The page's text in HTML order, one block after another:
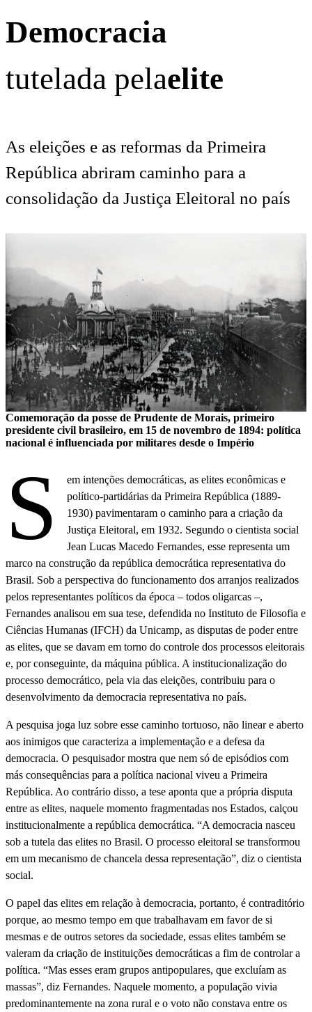
Democracia
tutelada pelaelite
As eleições e as reformas da Primeira
República abriram caminho para a
consolidação da Justiça Eleitoral no país
Comemoração da posse de Prudente de Morais, primeiro
presidente civil brasileiro, em 15 de novembro de 1894: política
nacional é influenciada por militares desde o Império
S
em intenções democráticas, as elites econômicas e
político-partidárias da Primeira República (1889-
1930) pavimentaram o caminho para a criação da
Justiça Eleitoral, em 1932. Segundo o cientista social
Jean Lucas Macedo Fernandes, esse representa um
marco na construção da república democrática representativa do
Brasil. Sob a perspectiva do funcionamento dos arranjos realizados
pelos representantes políticos da época – todos oligarcas –,
Fernandes analisou em sua tese, defendida no Instituto de Filosofia e
Ciências Humanas (IFCH) da Unicamp, as disputas de poder entre
as elites, que se davam em torno do controle dos processos eleitorais
e, por conseguinte, da máquina pública. A institucionalização do
processo democrático, pela via das eleições, contribuiu para o
desenvolvimento da democracia representativa no país.
A pesquisa joga luz sobre esse caminho tortuoso, não linear e aberto
aos inimigos que caracteriza a implementação e a defesa da
democracia. O pesquisador mostra que nem só de episódios com
más consequências para a política nacional viveu a Primeira
República. Ao contrário disso, a tese aponta que a própria disputa
entre as elites, naquele momento fragmentadas nos Estados, calçou
institucionalmente a república democrática. “A democracia nasceu
sob a tutela das elites no Brasil. O processo eleitoral se transformou
em um mecanismo de chancela dessa representação”, diz o cientista
social.
O papel das elites em relação à democracia, portanto, é contraditório
porque, ao mesmo tempo em que trabalhavam em favor de si
mesmas e de outros setores da sociedade, essas elites também se
valeram da criação de instituições democráticas a fim de controlar a
política. “Mas esses eram grupos antipopulares, que excluíam as
massas”, diz Fernandes. Naquele momento, a população vivia
predominantemente na zona rural e o voto não constava entre os